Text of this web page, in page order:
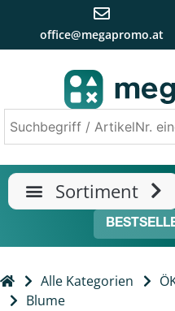
office@megapromo.at
Alle Kategorien
Blume